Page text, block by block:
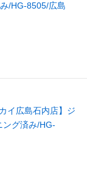
/HG-8505/広島
イ広島石内店】ジ
ング済み/HG-